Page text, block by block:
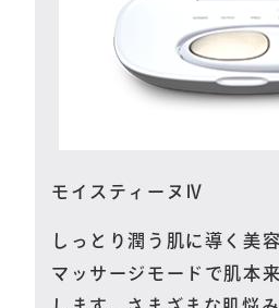
モイスティーヌⅣ
しっとり潤う肌に導く美
マッサージモードで肌本